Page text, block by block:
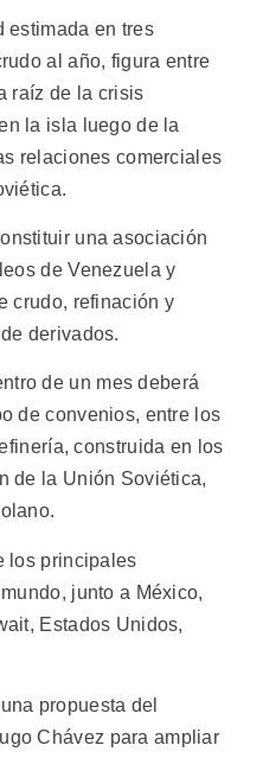
estimada en tres
al año, figura entre
raíz de la crisis
la isla luego de la
relaciones comerciales
una asociación
de Venezuela y
crudo, refinación y
derivados.
de un mes deberá
de convenios, entre los
construida en los
de la Unión Soviética,
los principales
junto a México,
Estados Unidos,
propuesta del
Chávez para ampliar